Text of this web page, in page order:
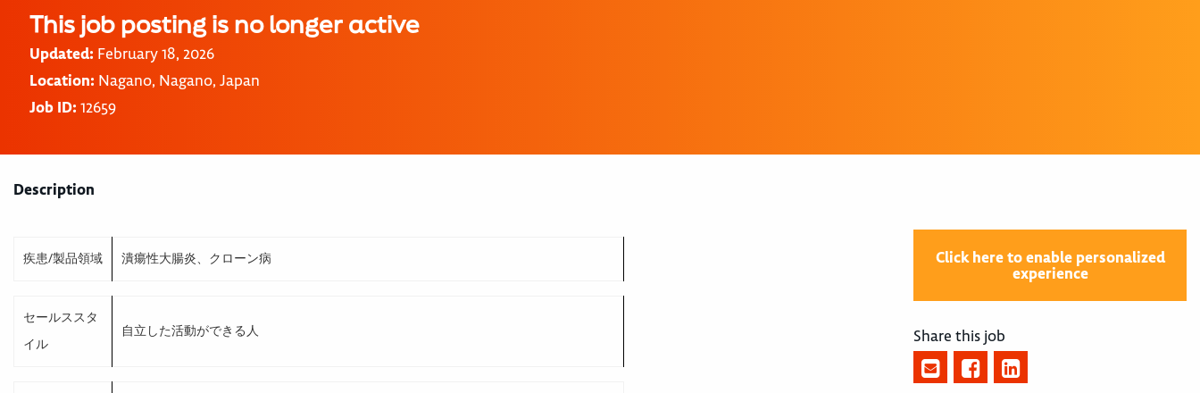
This job posting is no longer active
Updated: February 18, 2026
Location: Nagano, Nagano, Japan
Job ID: 12659
Description
疾患/製品領域 潰瘍性大腸炎、クローン病
セールススタ
イル
自立した活動ができる人
Click here to enable personalized
experience
Share this job